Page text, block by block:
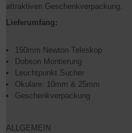
attraktiven Geschenkverpackung.
Lieferumfang:
150mm Newton Teleskop
Dobson Montierung
Leuchtpunkt Sucher
Okulare: 10mm & 25mm
Geschenkverpackung
ALLGEMEIN